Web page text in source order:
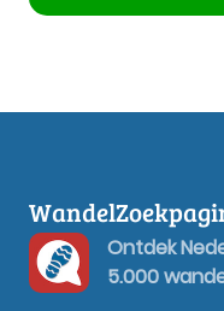
Ontdek
5.000